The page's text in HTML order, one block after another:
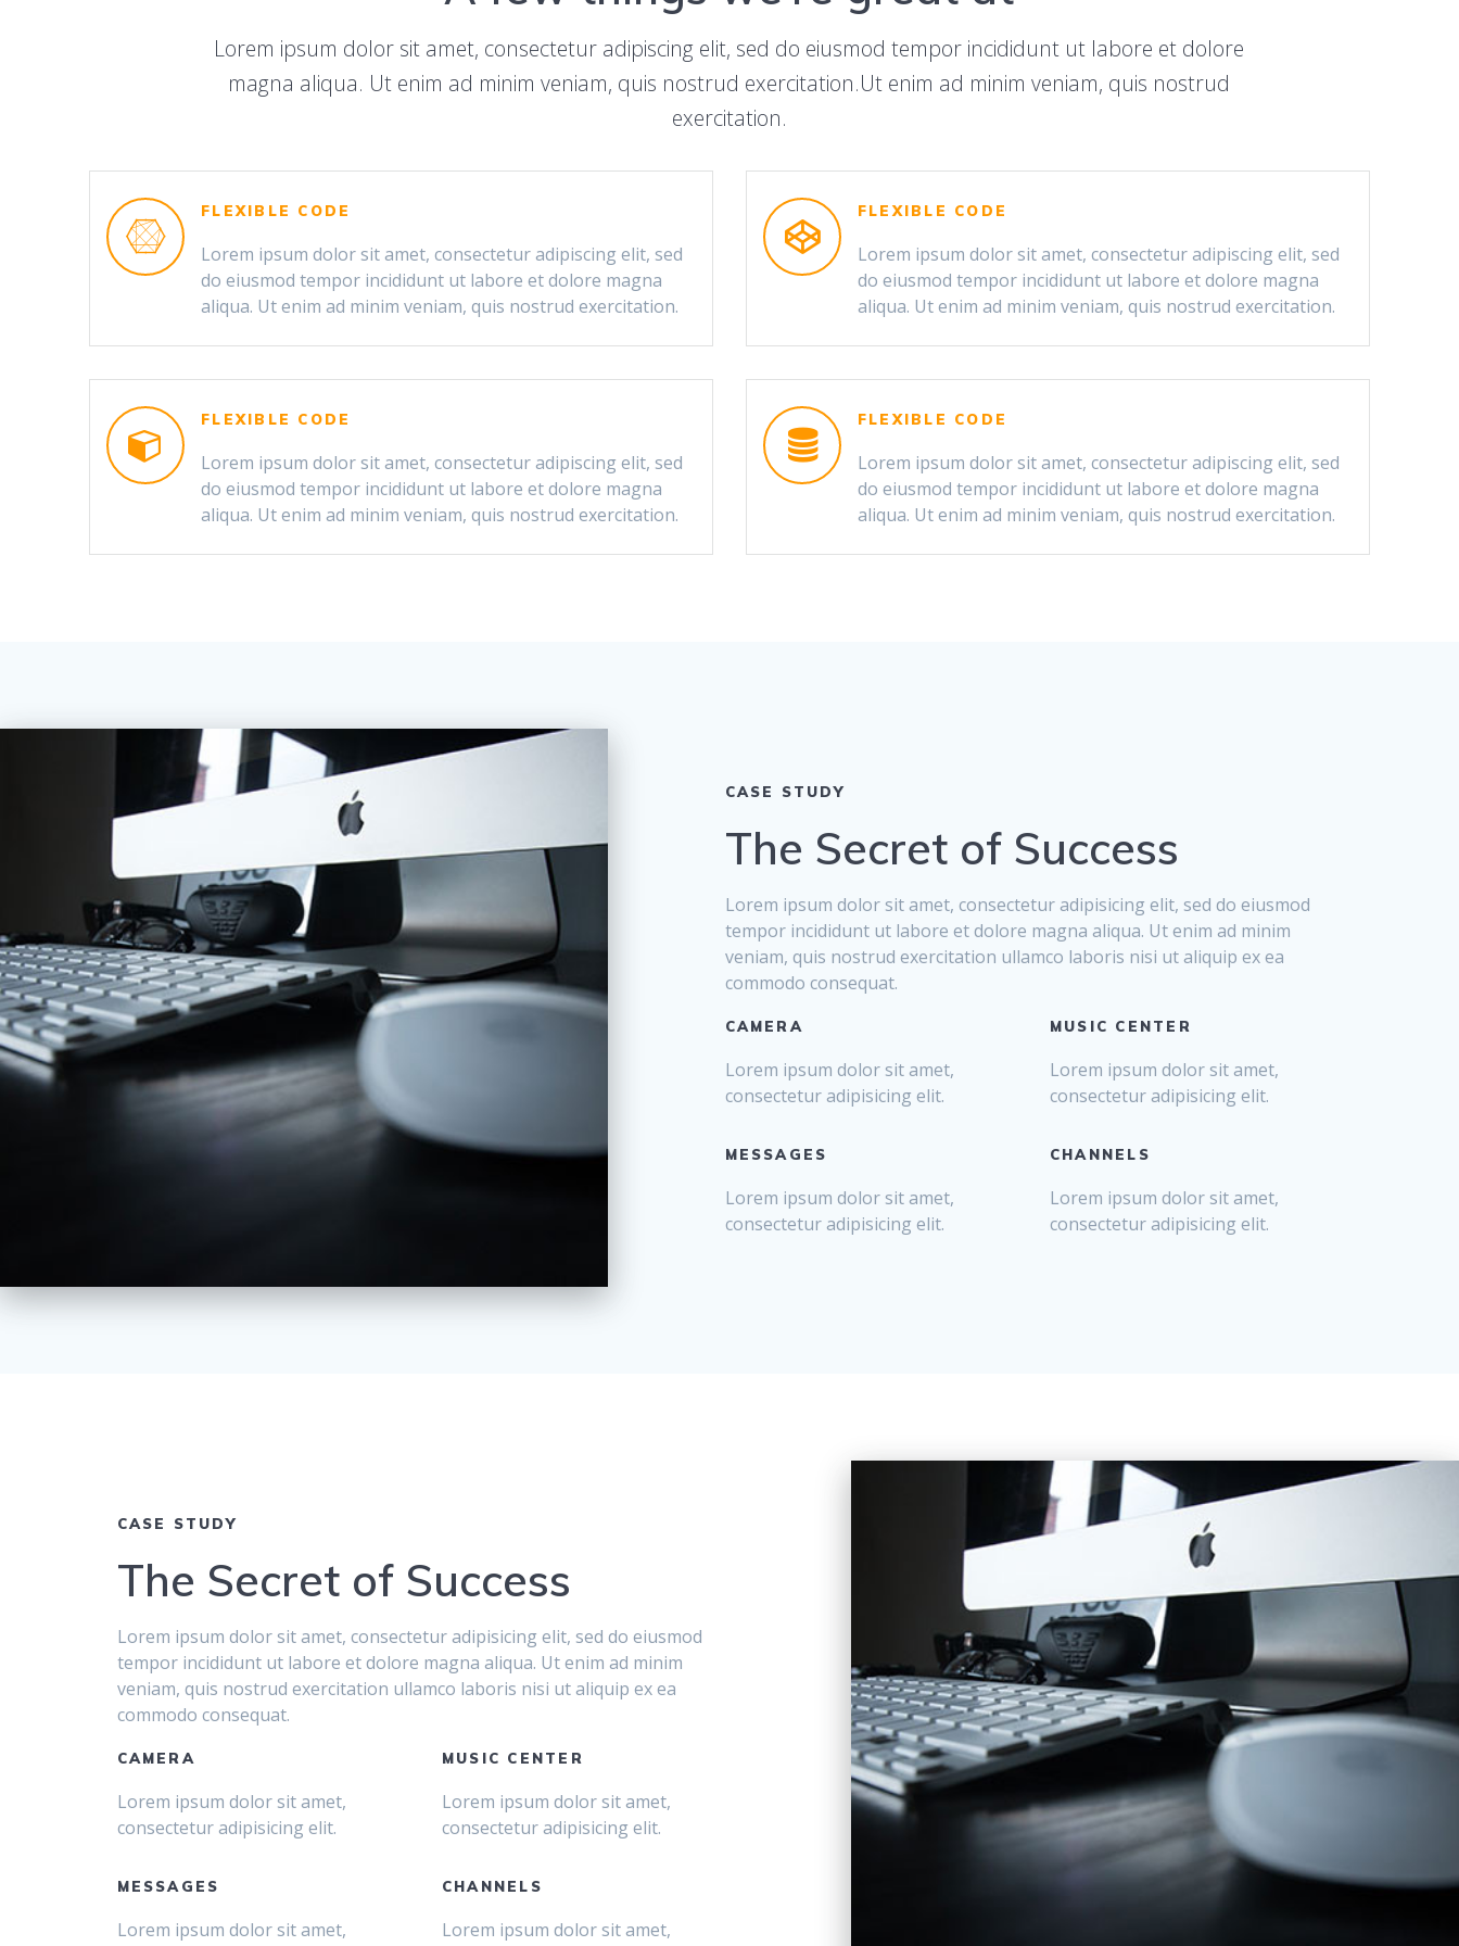
Lorem ipsum dolor sit amet, consectetur adipiscing elit, sed do eiusmod tempor incididunt ut labore et dolore
magna aliqua. Ut enim ad minim veniam, quis nostrud exercitation.Ut enim ad minim veniam, quis nostrud
exercitation.
FLEXIBLE CODE
Lorem ipsum dolor sit amet, consectetur adipiscing elit, sed
do eiusmod tempor incididunt ut labore et dolore magna
aliqua. Ut enim ad minim veniam, quis nostrud exercitation.
FLEXIBLE CODE
Lorem ipsum dolor sit amet, consectetur adipiscing elit, sed
do eiusmod tempor incididunt ut labore et dolore magna
aliqua. Ut enim ad minim veniam, quis nostrud exercitation.
FLEXIBLE CODE
Lorem ipsum dolor sit amet, consectetur adipiscing elit, sed
do eiusmod tempor incididunt ut labore et dolore magna
aliqua. Ut enim ad minim veniam, quis nostrud exercitation.
FLEXIBLE CODE
Lorem ipsum dolor sit amet, consectetur adipiscing elit, sed
do eiusmod tempor incididunt ut labore et dolore magna
aliqua. Ut enim ad minim veniam, quis nostrud exercitation.
CASE STUDY
The Secret of Success
Lorem ipsum dolor sit amet, consectetur adipisicing elit, sed do eiusmod
tempor incididunt ut labore et dolore magna aliqua. Ut enim ad minim
veniam, quis nostrud exercitation ullamco laboris nisi ut aliquip ex ea
commodo consequat.
CAMERA
Lorem ipsum dolor sit amet,
consectetur adipisicing elit.
MUSIC CENTER
Lorem ipsum dolor sit amet,
consectetur adipisicing elit.
MESSAGES
Lorem ipsum dolor sit amet,
consectetur adipisicing elit.
CHANNELS
Lorem ipsum dolor sit amet,
consectetur adipisicing elit.
CASE STUDY
The Secret of Success
Lorem ipsum dolor sit amet, consectetur adipisicing elit, sed do eiusmod
tempor incididunt ut labore et dolore magna aliqua. Ut enim ad minim
veniam, quis nostrud exercitation ullamco laboris nisi ut aliquip ex ea
commodo consequat.
CAMERA
Lorem ipsum dolor sit amet,
consectetur adipisicing elit.
MUSIC CENTER
Lorem ipsum dolor sit amet,
consectetur adipisicing elit.
MESSAGES
Lorem ipsum dolor sit amet,
CHANNELS
Lorem ipsum dolor sit amet,